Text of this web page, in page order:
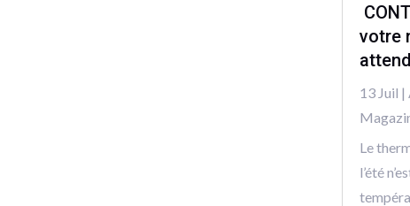
votre
attend
13 Juil |
Le
l’été